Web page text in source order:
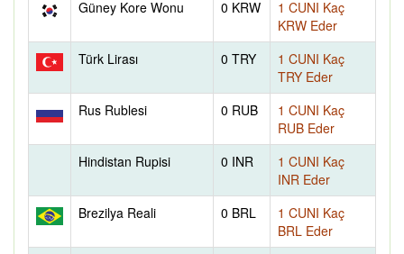
Güney Kore Wonu
0 KRW
1 CUNI Kaç
KRW Eder
Türk Lirası
0 TRY
1 CUNI Kaç
TRY Eder
Rus Rublesi
0 RUB
1 CUNI Kaç
RUB Eder
Hindistan Rupisi
0 INR
1 CUNI Kaç
INR Eder
Brezilya Reali
0 BRL
1 CUNI Kaç
BRL Eder